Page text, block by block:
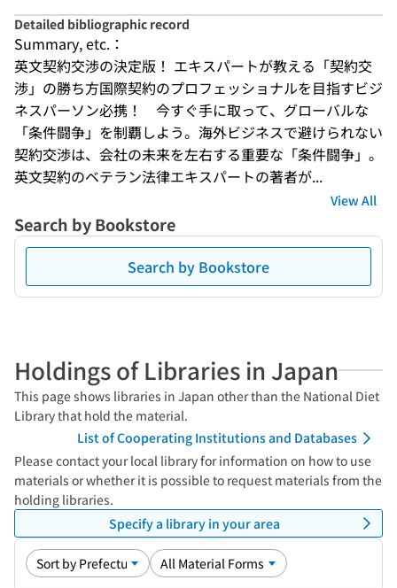
Detailed bibliographic record
Summary, etc.：
英文契約交渉の決定版！ エキスパートが教える「契約交
渉」の勝ち方国際契約のプロフェッショナルを目指すビジ
ネスパーソン必携！　今すぐ手に取って、グローバルな
「条件闘争」を制覇しよう。海外ビジネスで避けられない
契約交渉は、会社の未来を左右する重要な「条件闘争」。
英文契約のベテラン法律エキスパートの著者が...
View All
Search by Bookstore
Search by Bookstore
Holdings of Libraries in Japan
This page shows libraries in Japan other than the National Diet
Library that hold the material.
List of Cooperating Institutions and Databases
Please contact your local library for information on how to use
materials or whether it is possible to request materials from the
holding libraries.
Specify a library in your area